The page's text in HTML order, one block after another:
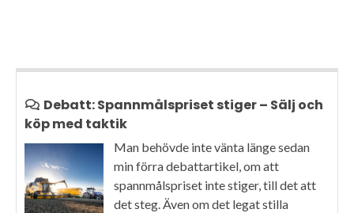
Debatt: Spannmålspriset stiger – Sälj och
köp med taktik
Man behövde inte vänta länge sedan
min förra debattartikel, om att
spannmålspriset inte stiger, till det att
det steg. Även om det legat stilla